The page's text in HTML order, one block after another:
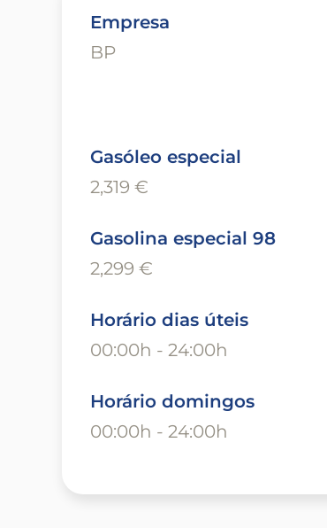
Empresa
BP
Gasóleo especial
2,319 €
Gasolina especial 98
2,299 €
Horário dias úteis
00:00h - 24:00h
Horário domingos
00:00h - 24:00h